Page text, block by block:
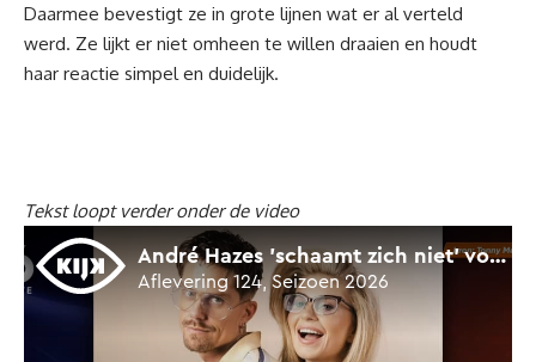
Daarmee bevestigt ze in grote lijnen wat er al verteld
werd. Ze lijkt er niet omheen te willen draaien en houdt
haar reactie simpel en duidelijk.
Tekst loopt verder onder de video